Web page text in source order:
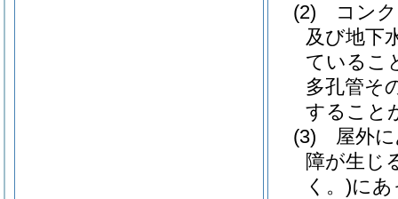
(2)
コン
及び地下
ているこ
多孔管そ
すること
(3)
屋外
障が生じ
く。)にあ